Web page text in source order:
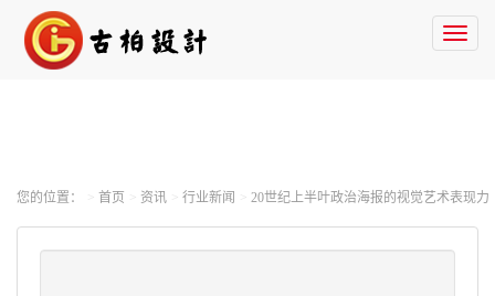
您的位置： 首页 资讯 行业新闻 20世纪上半叶政治海报的视觉艺术表现力